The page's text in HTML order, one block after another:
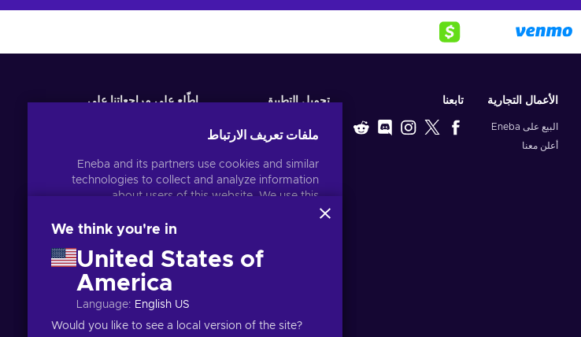
الأعمال التجارية
البيع على Eneba
أعلن معنا
تابعنا تحميل التطبيق اطّلع على مراجعاتنا على
العربيةUSD
ملفات تعريف الارتباط
Eneba and its partners use cookies and similar
technologies to collect and analyze information
about users of this website. We use this
other services on the site. Your personal data may
By clicking 'Accept all', you consent to the use of
these technologies by Eneba and its partners. You
can adjust your consent by clicking 'Customize'.
For more information on how Google uses your
data, see Google Business Safety & Privacy
.
We think you're in
United States of
America
Language: English US
Would you like to see a local version of the site?